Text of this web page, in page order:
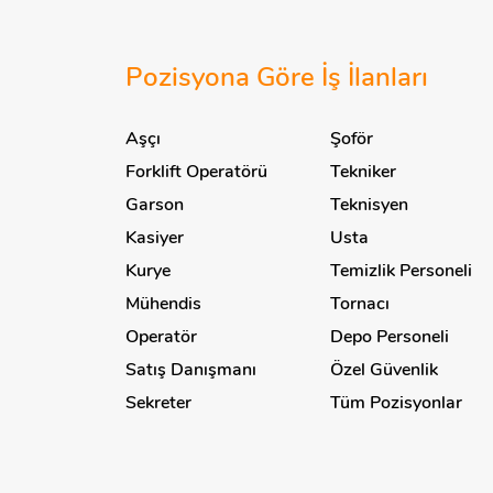
Danışma Görevlisi
Görevlisi
Dansçı
Denetim Uzmanı
Depo Personeli
Depo Sorumlusu
Deniz Bilimleri
Dermokozmetik
Diş Protezi
Diyabet
Isı İzolasyonu İmalatı
Kargo
Kauçuk
Pozisyona Göre İş İlanları
Aşçı
Forklift Operatörü
Garson
Kasiyer
Kurye
Mühendis
Operatör
Satış Danışmanı
Sekreter
Şoför
Tekniker
Teknisyen
Usta
Temizlik Personeli
Tornacı
Depo Personeli
Özel Güvenlik
Tüm Pozisyonlar